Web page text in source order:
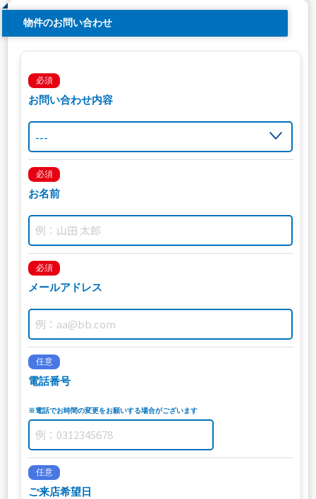
物件のお問い合わせ
必須
お問い合わせ内容
必須
お名前
必須
メールアドレス
任意
電話番号
※電話でお時間の変更をお願いする場合がございます
任意
ご来店希望日